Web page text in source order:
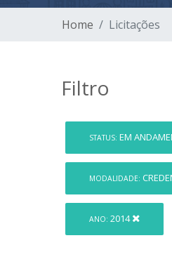
Home Licitações
Filtro
STATUS: EM
MODALIDADE:
ANO: 2014